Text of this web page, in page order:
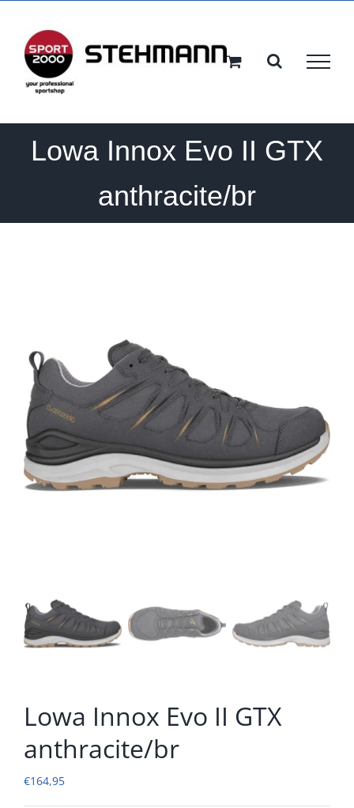
inhoud
Lowa Innox Evo II GTX
anthracite/br
Lowa Innox Evo II GTX
anthracite/br
€164,95